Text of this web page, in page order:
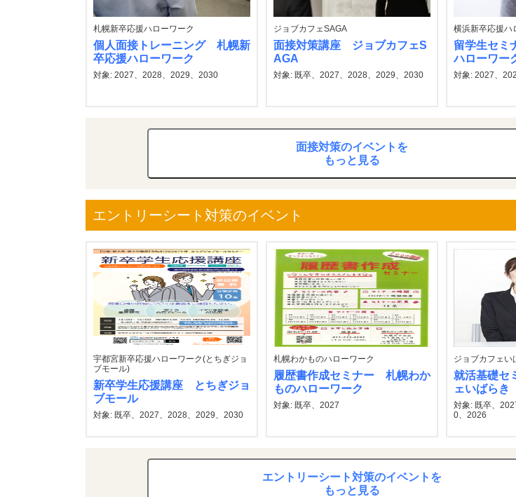
札幌新卒応援ハローワーク
個人面接トレーニング 札幌新
卒応援ハローワーク
対象: 2027、2028、2029、2030
ジョブカフェSAGA
面接対策講座 ジョブカフェS
AGA
対象: 既卒、2027、2028、2029、2030
横浜新卒応援ハ
留学生セ
ハローワー
対象: 2027、
面接対策のイベントを
もっと見る
エントリーシート対策のイベント
宇都宮新卒応援ハローワーク(とちぎジョ
ブモール)
新卒学生応援講座 とちぎジョ
ブモール
対象: 既卒、2027、2028、2029、2030
札幌わかものハローワーク
履歴書作成セミナー 札幌わか
ものハローワーク
対象: 既卒、2027
ジョブカフェい
就活基礎セ
ェいばらき
対象: 既卒、
0、2026
エントリーシート対策のイベントを
もっと見る